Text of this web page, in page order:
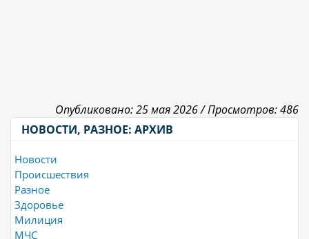
Опубликовано: 25 мая 2026 /Просмотров: 486
НОВОСТИ, РАЗНОЕ: АРХИВ
Новости
Происшествия
Разное
Здоровье
Милиция
МЧС